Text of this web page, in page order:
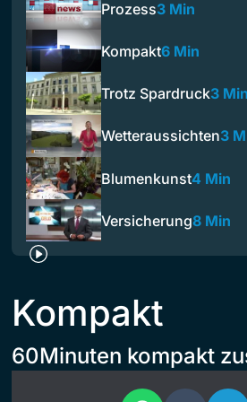
Prozess3 Min
Kompakt6 Min
Trotz Spardruck3 Min
Wetteraussichten3
Blumenkunst4 Min
Versicherung8 Min
Kompakt
60Minuten kompakt